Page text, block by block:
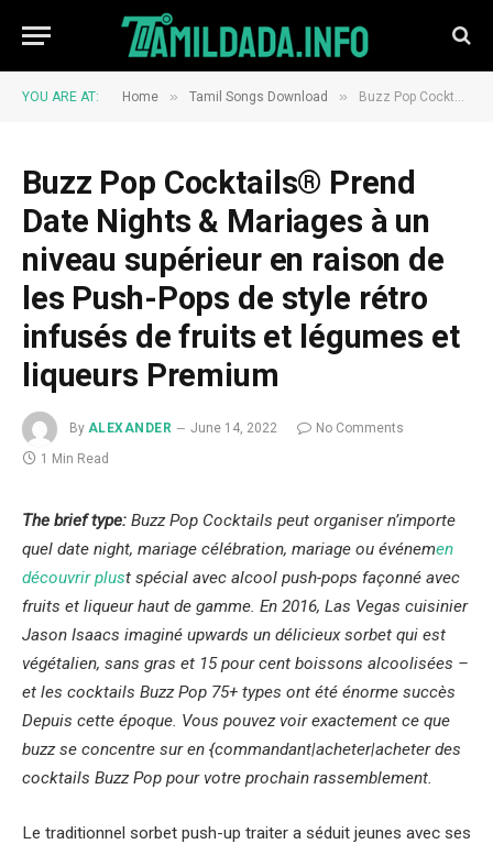
YOU ARE AT: Home » Tamil Songs Download » Buzz Pop Cocktails® Prend Date Nights & Mariages à un niveau supérieur en raison de les Push-Pops de style rétro infusés de fruits et légumes et liqueurs Premium
Buzz Pop Cocktails® Prend
Date Nights & Mariages à un
niveau supérieur en raison de
les Push-Pops de style rétro
infusés de fruits et légumes et
liqueurs Premium
By ALEXANDER June 14, 2022
No Comments
1 Min Read
The brief type: Buzz Pop Cocktails peut organiser n’importe
quel date night, mariage célébration, mariage ou événemen
découvrir plust spécial avec alcool push-pops façonné avec
fruits et liqueur haut de gamme. En 2016, Las Vegas cuisinier
Jason Isaacs imaginé upwards un délicieux sorbet qui est
végétalien, sans gras et 15 pour cent boissons alcoolisées –
et les cocktails Buzz Pop 75+ types ont été énorme succès
Depuis cette époque. Vous pouvez voir exactement ce que
buzz se concentre sur en {commandant|acheter|acheter des
cocktails Buzz Pop pour votre prochain rassemblement.
Le traditionnel sorbet push-up traiter a séduit jeunes avec ses